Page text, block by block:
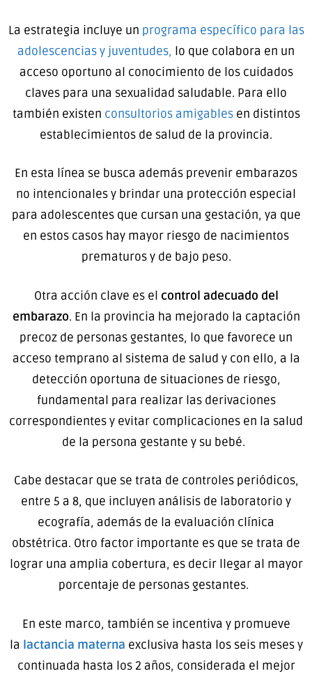
La estrategia incluye un programa específico para las
adolescencias y juventudes, lo que colabora en un
acceso oportuno al conocimiento de los cuidados
claves para una sexualidad saludable. Para ello
también existen consultorios amigablesen distintos
establecimientos de salud de la provincia.
En esta línea se busca además prevenir embarazos
no intencionales y brindar una protección especial
para adolescentes que cursan una gestación, ya que
en estos casos hay mayor riesgo de nacimientos
prematuros y de bajo peso.
Otra acción clave es el control adecuado del
embarazo. En la provincia ha mejorado la captación
precoz de personas gestantes, lo que favorece un
acceso temprano al sistema de salud y con ello, a la
detección oportuna de situaciones de riesgo,
fundamental para realizar las derivaciones
correspondientes y evitar complicaciones en la salud
de la persona gestante y su bebé.
Cabe destacar que se trata de controles periódicos,
entre 5 a 8, que incluyen análisis de laboratorio y
ecografía, además de la evaluación clínica
obstétrica. Otro factor importante es que se trata de
lograr una amplia cobertura, es decir llegar al mayor
porcentaje de personas gestantes.
En este marco, también se incentiva y promueve
la lactancia materna exclusiva hasta los seis meses y
continuada hasta los 2 años, considerada el mejor